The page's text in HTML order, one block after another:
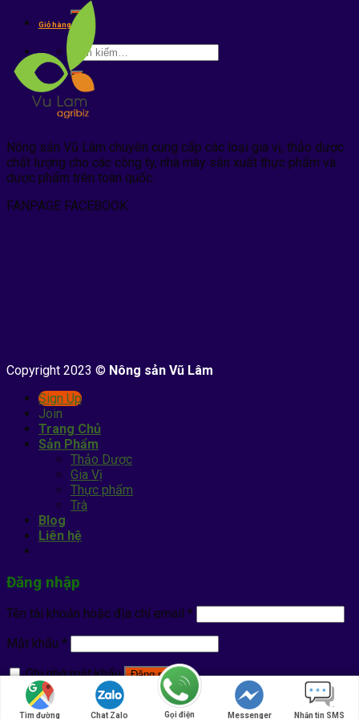
kiếm:
Giỏ hàng /
Tìm
kiếm:
Nông sản Vũ Lâm chuyên cung cấp các loại gia vị, thảo dược
chất lượng cho các công ty, nhà mày sản xuất thực phẩm và
dược phẩm trên toàn quốc.
FANPAGE FACEBOOK
Copyright 2023 © Nông sản Vũ Lâm
Sign Up
Join
Trang Chủ
Sản Phẩm
Thảo Dược
Gia Vị
Thực phẩm
Trà
Blog
Liên hệ
Tìm đường Chat Zalo Gọi điện Messenger Nhắn tin SMS
Đăng nhập
Tên tài khoản hoặc địa chỉ email *
Mật khẩu *
Ghi nhớ mật khẩu
Đăng nhập
Quên mật khẩu?